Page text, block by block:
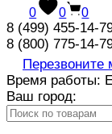
0 0 0
8 (499) 455-14-
8 (800) 775-14-
Перезвоните
Время работы:
Ваш город: